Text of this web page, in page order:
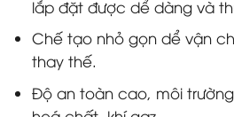
lắp đặt được dể dàng và
Chế tạo nhỏ gọn dể vận
thay thế.
Độ an toàn cao, môi